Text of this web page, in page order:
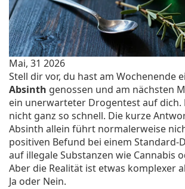
Mai, 31 2026
Stell dir vor, du hast am Wochenende
Absinth genossen und am nächsten
ein unerwarteter Drogentestauf dich.
nicht ganz so schnell. Die kurze
Absinth allein führt normalerweise
positiven Befund bei einem Standard-
auf illegale Substanzen wie Cannabis
Aber die Realität ist etwas komplexer
Ja oder Nein.